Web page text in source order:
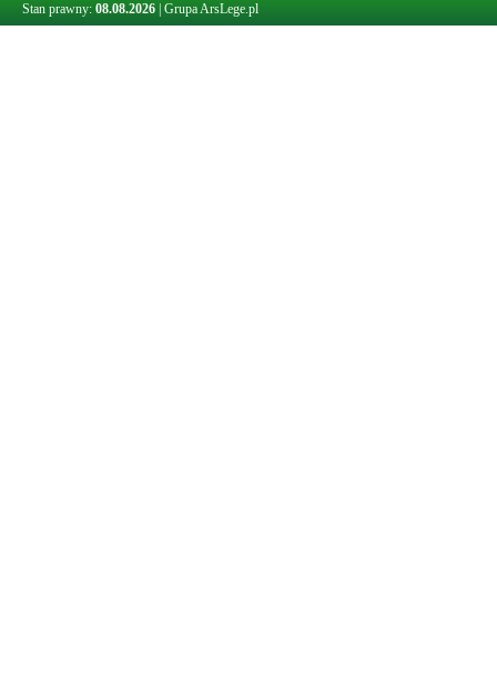
Stan prawny: 08.08.2026 Grupa ArsLege.pl